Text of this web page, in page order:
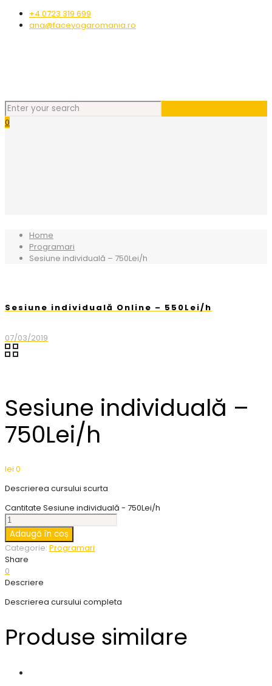
+4 0723 319 699
ana@faceyogaromania.ro
0
Home
Programari
Sesiune individuală – 750Lei/h
Sesiune individuală Online – 550Lei/h
07/03/2019
Sesiune individuală –
750Lei/h
lei 0
Descrierea cursului scurta
Cantitate Sesiune individuală - 750Lei/h
Adaugă în coș
Categorie: Programari
Share
0
Descriere
Descrierea cursului completa
Produse similare